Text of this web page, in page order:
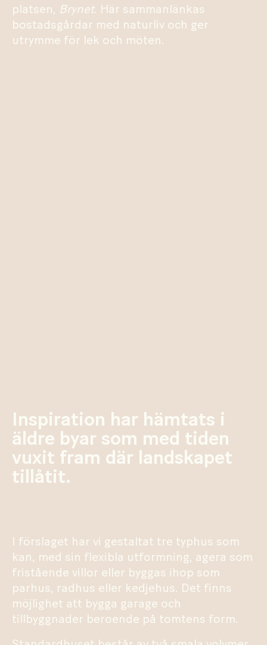
platsen, Brynet. Här sammanlänkas
bostadsgårdar med naturliv och ger
utrymme för lek och möten.
Inspiration har hämtats i
äldre byar som med tiden
vuxit fram där landskapet
tillåtit.
I förslaget har vi gestaltat tre typhus som
kan, med sin flexibla utformning, agera som
fristående villor eller byggas ihop som
parhus, radhus eller kedjehus. Det finns
möjlighet att bygga garage och
tillbyggnader beroende på tomtens form.